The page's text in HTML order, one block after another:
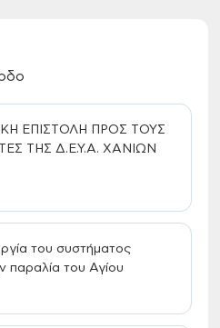
ΕΠΙΣΤΟΛΗ ΠΡΟΣ ΤΟΥΣ
ΤΗΣ Δ.Ε.Υ.Α. ΧΑΝΙΩΝ
του συστήματος
παραλία του Αγίου